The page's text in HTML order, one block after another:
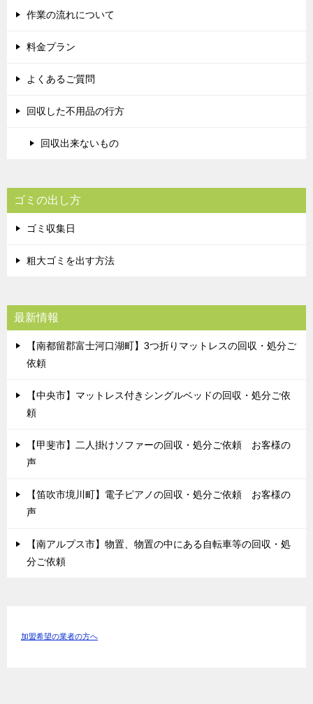
作業の流れについて
料金プラン
よくあるご質問
回収した不用品の行方
回収出来ないもの
ゴミの出し方
ゴミ収集日
粗大ゴミを出す方法
最新情報
【南都留郡富士河口湖町】3つ折りマットレスの回収・処分ご
依頼
【中央市】マットレス付きシングルベッドの回収・処分ご依
頼
【甲斐市】二人掛けソファーの回収・処分ご依頼 お客様の
声
【笛吹市境川町】電子ピアノの回収・処分ご依頼 お客様の
声
【南アルプス市】物置、物置の中にある自転車等の回収・処
分ご依頼
加盟希望の業者の方へ